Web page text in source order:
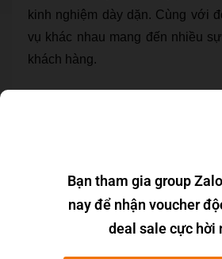
kinh nghiệm dày dặn. Cùng với
vụ khác nhau mang đến nhiều
khách hàng.
9. Annie Gym
nhất. Những bài tập nhẹ nhàng
dẻo dai, giảm mỡ và vóc dáng
Bạn tham gia group
nay để nhận voucher
deal sale cực hời